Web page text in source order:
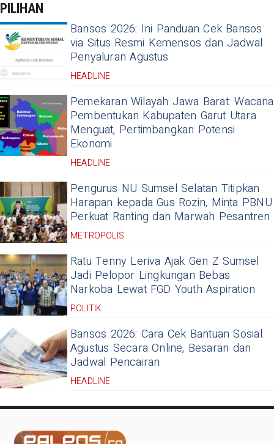
PILIHAN
Bansos 2026: Ini Panduan Cek Bansos
via Situs Resmi Kemensos dan Jadwal
Penyaluran Agustus
HEADLINE
Pemekaran Wilayah Jawa Barat: Wacana
Pembentukan Kabupaten Garut Utara
Menguat, Pertimbangkan Potensi
Ekonomi
HEADLINE
Pengurus NU Sumsel Selatan Titipkan
Harapan kepada Gus Rozin, Minta PBNU
Perkuat Ranting dan Marwah Pesantren
METROPOLIS
Ratu Tenny Leriva Ajak Gen Z Sumsel
Jadi Pelopor Lingkungan Bebas
Narkoba Lewat FGD Youth Aspiration
POLITIK
Bansos 2026: Cara Cek Bantuan Sosial
Agustus Secara Online, Besaran dan
Jadwal Pencairan
HEADLINE